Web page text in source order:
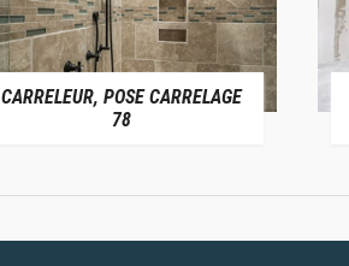
CARRELEUR, POSE CARRELAGE
78